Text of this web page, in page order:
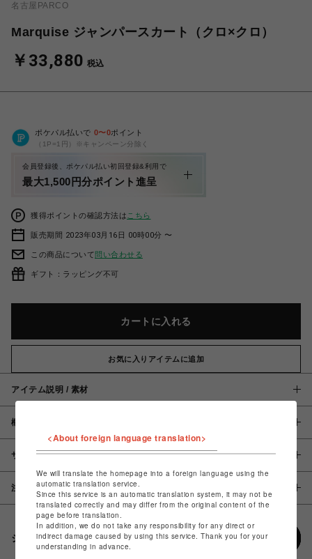
名古屋PARCO
Marquise ジャンパースカート（クロ×クロ）
￥33,880 税込
ポケパル払いで 0〜0ポイント
（1P=1円）※キャンペーン分除く
会員登録後、ポケパル払い初回登録&利用で
最大1,500円分ポイント進呈
獲得ポイントの確認方法は こちら
販売期間 2023年03月16日 00時00分 〜
この商品について問い合わせる
ギフト：ラッピング不可
カートに入れる
お気に入りアイテムに追加
アイテム説明 / 素材
概要
サイズ
注意事項
シェアする
<About foreign language translation>
We will translate the homepage into a foreign language using the
automatic translation service.
Since this service is an automatic translation system, it may not be
translated correctly and may differ from the original content of the
page before translation.
In addition, we do not take any responsibility for any direct or
indirect damage caused by using this service. Thank you for your
understanding in advance.